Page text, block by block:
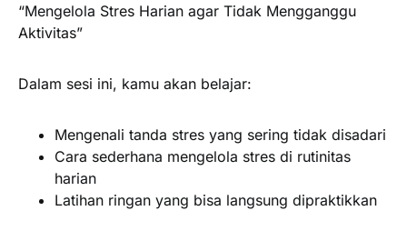
“Mengelola Stres Harian agar Tidak Mengganggu
Aktivitas”
Dalam sesi ini, kamu akan belajar:
Mengenali tanda stres yang sering tidak disadari
Cara sederhana mengelola stres di rutinitas
harian
Latihan ringan yang bisa langsung dipraktikkan